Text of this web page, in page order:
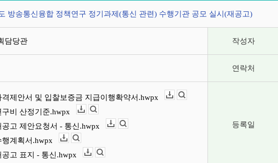
방송통신융합 정책연구 정기과제(통신 관련) 수행기관 공모 실시(재공고)
담당관 작성자
연락처
격제안서 및 입찰보증금 지급이행확약서.hwpx
구비 산정기준.hwpx
공고 제안요청서 - 통신.hwpx
행계획서.hwpx
공고 표지 - 통신.hwpx
등록일